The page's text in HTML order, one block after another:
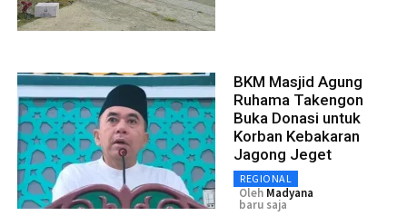
BKM Masjid Agung
Ruhama Takengon
Buka Donasi untuk
Korban Kebakaran
Jagong Jeget
REGIONAL
Oleh Madyana
baru saja